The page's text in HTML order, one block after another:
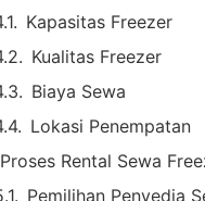
Kapasitas Freezer
Kualitas Freezer
Biaya Sewa
Lokasi Penempatan
Proses Rental Sewa
Pemilihan Penyedia